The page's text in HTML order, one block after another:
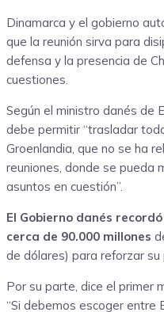
Dinamarca y el gobierno
que la reunión sirva para
defensa y la presencia de
cuestiones.
Según el ministro danés de
debe permitir “trasladar
Groenlandia, que no se ha
reuniones, donde se pueda
asuntos en cuestión”.
El Gobierno danés
cerca de 90.000 millones
de dólares) para reforzar su
Por su parte, dice el primer
“Si debemos escoger entre